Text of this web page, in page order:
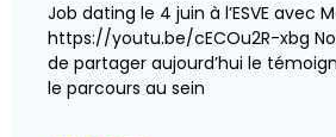
Job dating le 4 juin à l’ESVE avec
https://youtu.be/cECOu2R-xbg
de partager aujourd’hui le
le parcours au sein